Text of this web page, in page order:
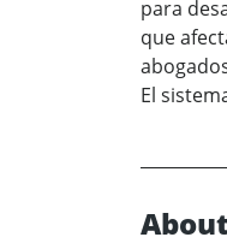
para
que
El